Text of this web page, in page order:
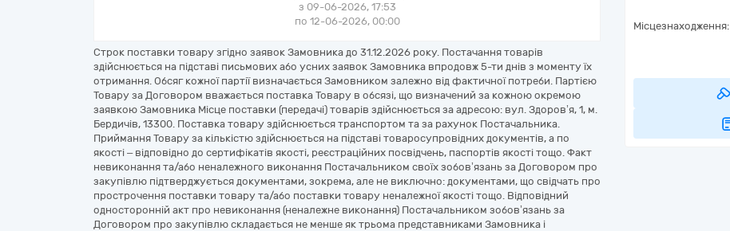
з 09-06-2026, 17:53
по 12-06-2026, 00:00
Строк поставки товару згідно заявок Замовника до 31.12.2026 року. Постачання товарів
здійснюється на підставі письмових або усних заявок Замовника впродовж 5-ти днів з моменту їх
отримання. Обсяг кожної партії визначається Замовником залежно від фактичної потреби. Партією
Товару за Договором вважається поставка Товару в обсязі, що визначений за кожною окремою
заявкою Замовника Місце поставки (передачі) товарів здійснюється за адресою: вул. Здоров’я, 1, м.
Бердичів, 13300. Поставка товару здійснюється транспортом та за рахунок Постачальника.
Приймання Товару за кількістю здійснюється на підставі товаросупровідних документів, а по
якості – відповідно до сертифікатів якості, реєстраційних посвідчень, паспортів якості тощо. Факт
невиконання та/або неналежного виконання Постачальником своїх зобов’язань за Договором про
закупівлю підтверджується документами, зокрема, але не виключно: документами, що свідчать про
прострочення поставки товару та/або поставки товару неналежної якості тощо. Відповідний
односторонній акт про невиконання (неналежне виконання) Постачальником зобов’язань за
Договором про закупівлю складається не менше як трьома представниками Замовника і
Місцезнаходження: